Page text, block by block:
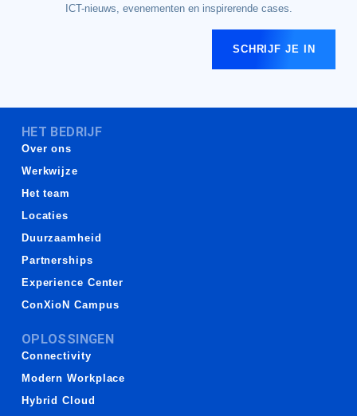
ICT-nieuws, evenementen en inspirerende cases.
SCHRIJF JE IN
HET BEDRIJF
Over ons
Werkwijze
Het team
Locaties
Duurzaamheid
Partnerships
Experience Center
ConXioN Campus
OPLOSSINGEN
Connectivity
Modern Workplace
Hybrid Cloud